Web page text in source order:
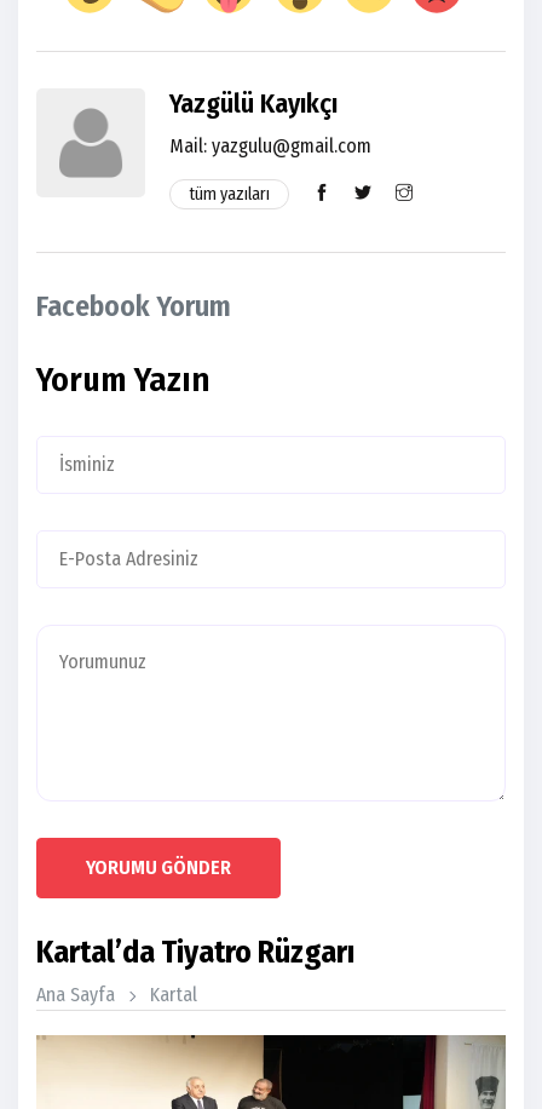
Yazgülü Kayıkçı
Mail: yazgulu@gmail.com
tüm yazıları
Facebook Yorum
Yorum Yazın
YORUMU GÖNDER
Kartal’da Tiyatro Rüzgarı
Ana Sayfa Kartal